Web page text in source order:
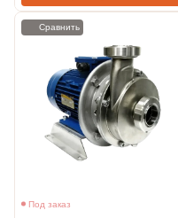
Под заказ
Сравнить